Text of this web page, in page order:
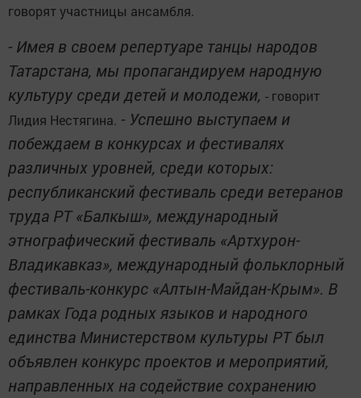
говорят участницы ансамбля.
- Имея в своем репертуаре танцы народов
Татарстана, мы пропагандируем народную
культуру среди детей и молодежи, - говорит
Лидия Нестягина. - Успешно выступаем и
побеждаем в конкурсах и фестивалях
различных уровней, среди которых:
республиканский фестиваль среди ветеранов
труда РТ «Балкыш», международный
этнографический фестиваль «Артхурон-
Владикавказ», международный фольклорный
фестиваль-конкурс «Алтын-Майдан-Крым». В
рамках Года родных языков и народного
единства Министерством культуры РТ был
объявлен конкурс проектов и мероприятий,
направленных на содействие сохранению